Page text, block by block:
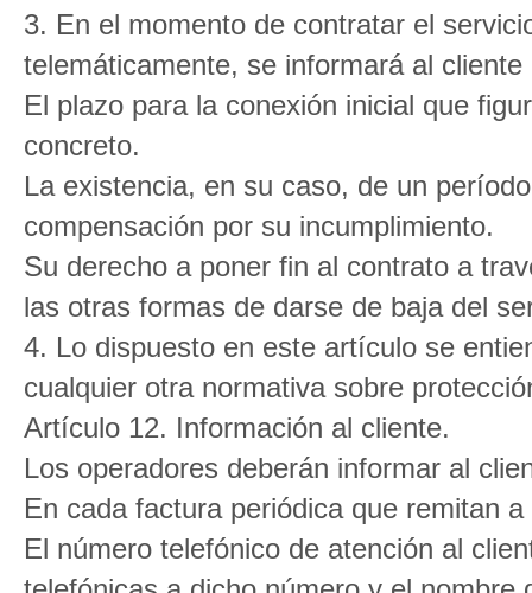
3. En el momento de contratar el
telemáticamente, se informará al cliente
El plazo para la conexión inicial que
concreto.
La existencia, en su caso, de un
compensación por su incumplimiento.
Su derecho a poner fin al contrato a
las otras formas de darse de baja del
4. Lo dispuesto en este artículo se
cualquier otra normativa sobre
Artículo 12. Información al cliente.
Los operadores deberán informar al
En cada factura periódica que remitan
El número telefónico de atención al